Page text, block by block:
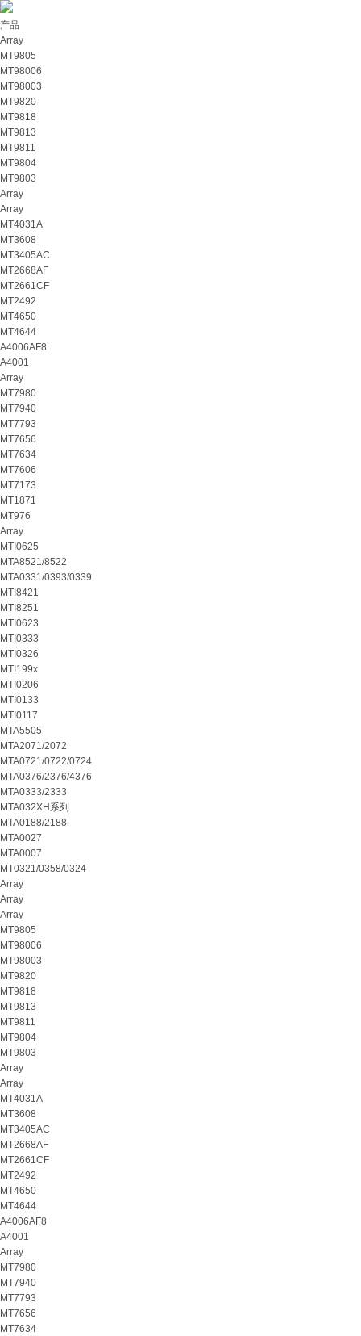
产品
Array
MT9805
MT98006
MT98003
MT9820
MT9818
MT9813
MT9811
MT9804
MT9803
Array
Array
MT4031A
MT3608
MT3405AC
MT2668AF
MT2661CF
MT2492
MT4650
MT4644
A4006AF8
A4001
Array
MT7980
MT7940
MT7793
MT7656
MT7634
MT7606
MT7173
MT1871
MT976
Array
MTI0625
MTA8521/8522
MTA0331/0393/0339
MTI8421
MTI8251
MTI0623
MTI0333
MTI0326
MTI199x
MTI0206
MTI0133
MTI0117
MTA5505
MTA2071/2072
MTA0721/0722/0724
MTA0376/2376/4376
MTA0333/2333
MTA032XH系列
MTA0188/2188
MTA0027
MTA0007
MT0321/0358/0324
Array
Array
Array
MT9805
MT98006
MT98003
MT9820
MT9818
MT9813
MT9811
MT9804
MT9803
Array
Array
MT4031A
MT3608
MT3405AC
MT2668AF
MT2661CF
MT2492
MT4650
MT4644
A4006AF8
A4001
Array
MT7980
MT7940
MT7793
MT7656
MT7634